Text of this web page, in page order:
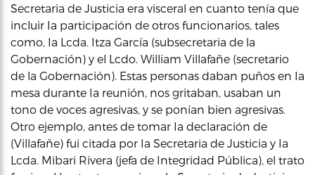
Secretaria de Justicia era visceral en cuanto tenía que
incluir Ia participación de otros funcionarios, tales
como, Ia Lcda. Itza García (subsecretaria de la
Gobernación) y el Lcdo. William Villafañe (secretario
de la Gobernación). Estas personas daban puños en Ia
mesa durante Ia reunión, nos gritaban, usaban un
tono de voces agresivas, y se ponían bien agresivas.
Otro ejemplo, antes de tomar Ia declaración de
(Villafañe) fui citada por Ia Secretaria de Justicia y Ia
Lcda. Mibari Rivera (jefa de Integridad Pública), el trato